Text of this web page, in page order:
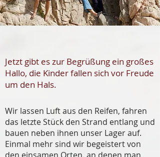
Jetzt gibt es zur Begrüßung ein großes
Hallo, die Kinder fallen sich vor Freude
um den Hals.
Wir lassen Luft aus den Reifen, fahren
das letzte Stück den Strand entlang und
bauen neben ihnen unser Lager auf.
Einmal mehr sind wir begeistert von